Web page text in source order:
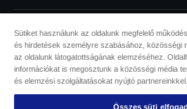
Sütikkel kapcsolatos
Sütiket használunk az oldalunk megfelelő
és hirdetések személyre szabásához, közösségi
az oldalunk látogatottságának elemzéséhez.
információkat is megosztunk a közösségi média
és elemzési szolgáltatásokat nyújtó partnereinkkel.
Összes süti